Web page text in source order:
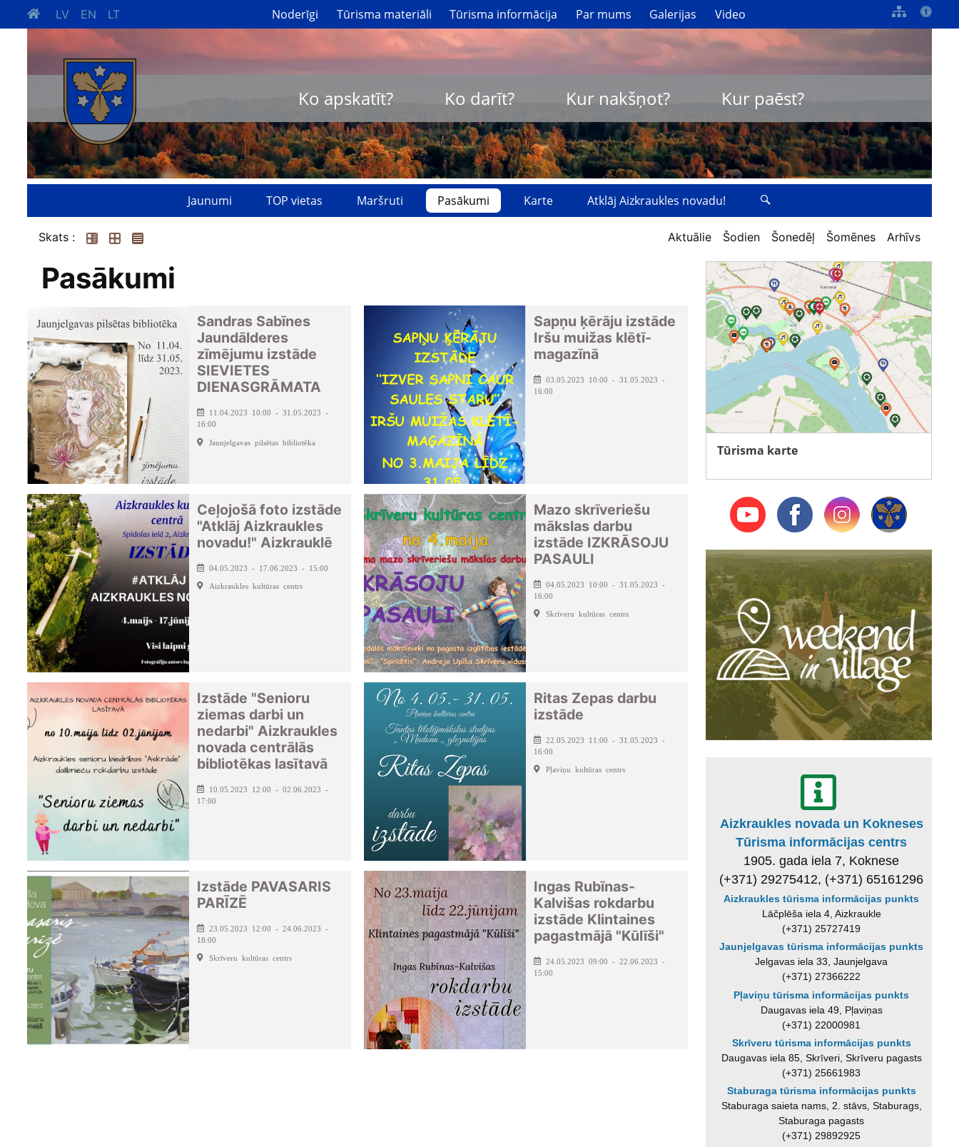
LV EN LT Noderīgi Tūrisma materiāli Tūrisma informācija Par mums Galerijas Video
Ko apskatīt? Ko darīt? Kur nakšņot? Kur paēst?
Jaunumi TOP vietas Maršruti Pasākumi Karte Atklāj Aizkraukles novadu!
Skats : Aktuālie Šodien Šonedēļ Šomēnes Arhīvs
Pasākumi
Sandras Sabīnes
Jaundālderes
zīmējumu izstāde
SIEVIETES
DIENASGRĀMATA
11.04.2023 10:00 - 31.05.2023 -
16:00
Jaunjelgavas pilsētas bibliotēka
Sapņu ķērāju izstāde
Iršu muižas klētī-
magazīnā
03.05.2023 10:00 - 31.05.2023 -
16:00
Ceļojošā foto izstāde
"Atklāj Aizkraukles
novadu!" Aizkrauklē
04.05.2023 - 17.06.2023 - 15:00
Aizkraukles kultūras centrs
Mazo skrīveriešu
mākslas darbu
izstāde IZKRĀSOJU
PASAULI
04.05.2023 10:00 - 31.05.2023 -
16:00
Skrīveru kultūras centrs
Izstāde "Senioru
ziemas darbi un
nedarbi" Aizkraukles
novada centrālās
bibliotēkas lasītavā
10.05.2023 12:00 - 02.06.2023 -
17:00
Ritas Zepas darbu
izstāde
22.05.2023 11:00 - 31.05.2023 -
16:00
Pļaviņu kultūras centrs
Izstāde PAVASARIS
PARĪZĒ
23.05.2023 12:00 - 24.06.2023 -
18:00
Skrīveru kultūras centrs
Ingas Rubīnas-
Kalvišas rokdarbu
izstāde Klintaines
pagastmājā "Kūlīši"
24.05.2023 09:00 - 22.06.2023 -
15:00
Tūrisma karte
Aizkraukles novada un Kokneses
Tūrisma informācijas centrs
1905. gada iela 7, Koknese
(+371) 29275412, (+371) 65161296
Aizkraukles tūrisma informācijas punkts
Lāčplēša iela 4, Aizkraukle
(+371) 25727419
Jaunjelgavas tūrisma informācijas punkts
Jelgavas iela 33, Jaunjelgava
(+371) 27366222
Pļaviņu tūrisma informācijas punkts
Daugavas iela 49, Pļaviņas
(+371) 22000981
Skrīveru tūrisma informācijas punkts
Daugavas iela 85, Skrīveri, Skrīveru pagasts
(+371) 25661983
Staburaga tūrisma informācijas punkts
Staburaga saieta nams, 2. stāvs, Staburags,
Staburaga pagasts
(+371) 29892925